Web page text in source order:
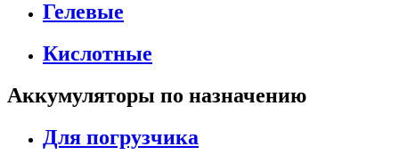
Гелевые
Кислотные
Аккумуляторы по назначению
Для погрузчика